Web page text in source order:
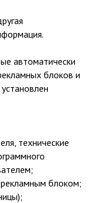
автоматически
блоков и
технические
блоком;